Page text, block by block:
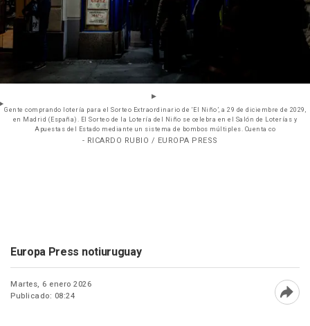
Gente comprando lotería para el Sorteo Extraordinario de ‘El Niño’, a 29 de diciembre de 2029,
en Madrid (España). El Sorteo de la Lotería del Niño se celebra en el Salón de Loterías y
Apuestas del Estado mediante un sistema de bombos múltiples. Cuenta co
- RICARDO RUBIO / EUROPA PRESS
Europa Press notiuruguay
Martes, 6 enero 2026
Publicado: 08:24